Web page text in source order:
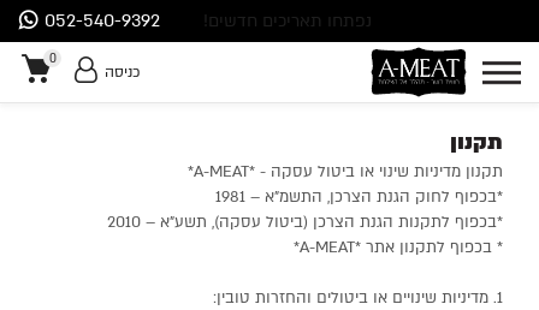
נפתחו תאריכים חדשים! 052-540-9392
0
0
כניסה
תקנון
תקנון מדיניות שינוי או ביטול עסקה - *A-MEAT*
*בכפוף לחוק הגנת הצרכן, התשמ”א – 1981
*בכפוף לתקנות הגנת הצרכן (ביטול עסקה), תשע”א – 2010
* בכפוף לתקנון אתר *A-MEAT*
1. מדיניות שינויים או ביטולים והחזרות טובין: